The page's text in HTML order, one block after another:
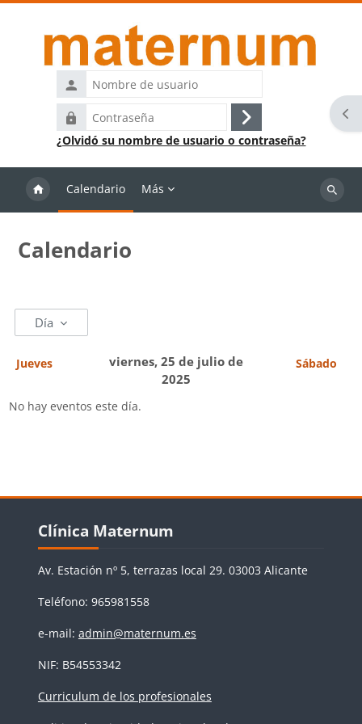
Nombre
de
usuario
Contraseña
Acceder
¿Olvidó su nombre de usuario o contraseña?
Calendario Más
Buscar
Calendario
Día
Jueves
viernes, 25 de julio de
2025
Sábado
No hay eventos este día.
Bloques
Clínica Maternum
Av. Estación nº 5, terrazas local 29. 03003 Alicante
Teléfono: 965981558
e-mail: admin@maternum.es
NIF: B54553342
Curriculum de los profesionales